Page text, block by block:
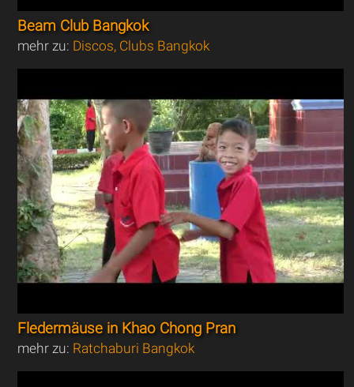
Beam Club Bangkok
mehr zu: Discos, Clubs Bangkok
Fledermäuse in Khao Chong Pran
mehr zu: Ratchaburi Bangkok